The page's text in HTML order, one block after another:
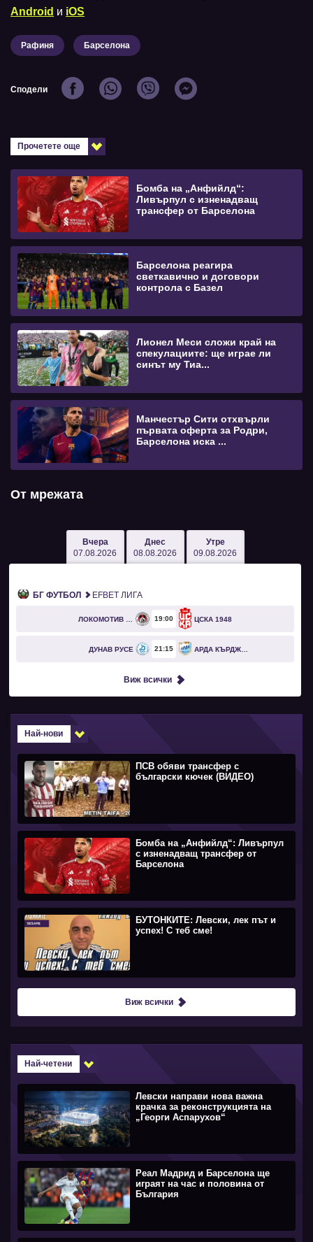
Android и iOS
Рафиня Барселона
Сподели
Прочетете още
Бомба на „Анфийлд“:
Ливърпул с изненадващ
трансфер от Барселона
Барселона реагира
светкавично и договори
контрола с Базел
Лионел Меси сложи край на
спекулациите: ще играе ли
синът му Тиа...
Манчестър Сити отхвърли
първата оферта за Родри,
Барселона иска ...
От мрежата
Вчера
07.08.2026
Днес
08.08.2026
Утре
09.08.2026
БГ ФУТБОЛ EFBET ЛИГА
19 00 ЦСКА 1948
ДУНАВ РУСЕ 21 15 АРДА КЪРДЖАЛИ
Виж всички
Най-нови
ПСВ обяви трансфер с
български кючек (ВИДЕО)
Бомба на „Анфийлд“: Ливърпул
с изненадващ трансфер от
Барселона
БУТОНКИТЕ: Левски, лек път и
успех! С теб сме!
Виж всички
Най-четени
Левски направи нова важна
крачка за реконструкцията на
„Георги Аспарухов“
Реал Мадрид и Барселона ще
играят на час и половина от
България